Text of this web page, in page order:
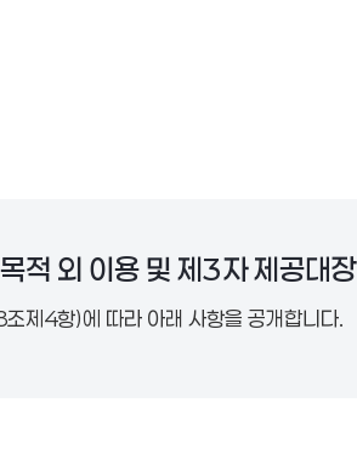
적 외 이용 및 제3자 제공대장
제4항)에 따라 아래 사항을 공개합니다.